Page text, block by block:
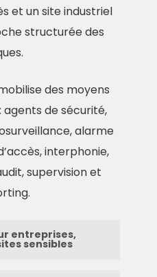
et un site industriel
structurée des
des moyens
de sécurité,
alarme
interphonie,
supervision et
entreprises,
sensibles